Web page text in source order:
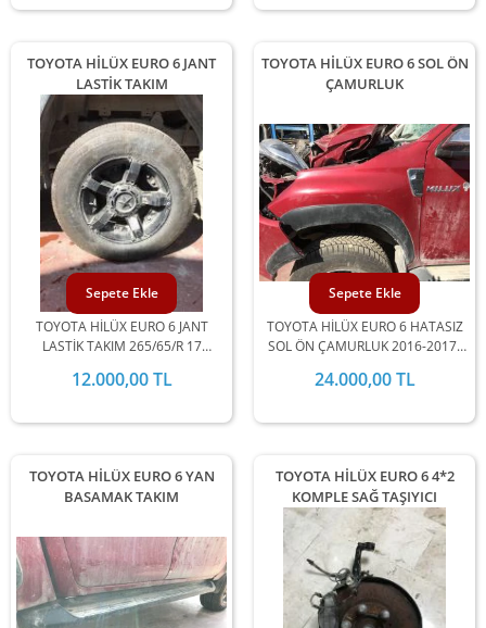
MEVCUTTUR.
TOYOTA HİLÜX EURO 6 JANT
LASTİK TAKIM
TOYOTA HİLÜX EURO 6 JANT
LASTİK TAKIM 265/65/R 17
2019-2020 YILLARI UYUMLU
12.000,00 TL
Sepete Ekle
TOYOTA HİLÜX EURO 6 SOL ÖN
ÇAMURLUK
TOYOTA HİLÜX EURO 6 HATASIZ
SOL ÖN ÇAMURLUK 2016-2017-
24.000,00 TL
Sepete Ekle
TOYOTA HİLÜX EURO 6 YAN
BASAMAK TAKIM
TOYOTA HİLÜX EURO 6 4*2
KOMPLE SAĞ TAŞIYICI